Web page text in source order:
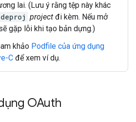
lai. (Lưu ý rằng tệp này khác
project đi kèm. Nếu mở
gặp lỗi khi tạo bản dựng.)
khảo Podfile của ứng dụng
C để xem ví dụ.
OAuth